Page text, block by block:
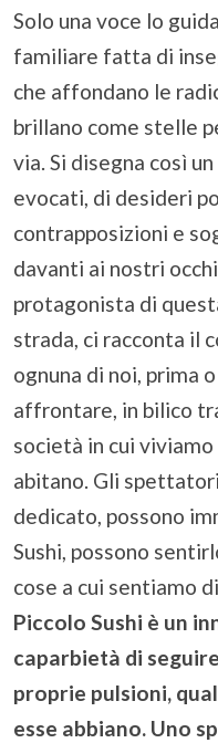
Solo una voce lo
familiare fatta di
che affondano le
brillano come stelle
via. Si disegna così
evocati, di desideri
contrapposizioni e
davanti ai nostri
protagonista di
strada, ci racconta il
ognuna di noi, prima
affrontare, in bilico
società in cui
abitano. Gli
dedicato, possono
Sushi, possono
cose a cui sentiamo
Piccolo Sushi è un
caparbietà di
proprie pulsioni,
esse abbiano. Uno